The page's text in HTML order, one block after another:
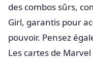
des combos sûrs,
Girl, garantis pour
pouvoir. Pensez
Les cartes de